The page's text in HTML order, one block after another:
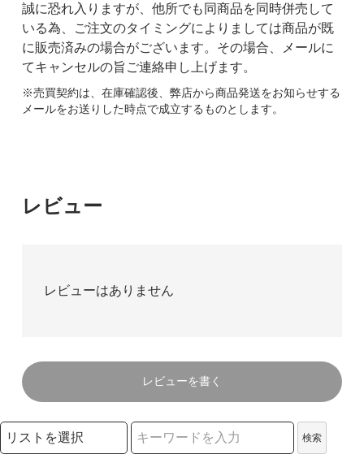
誠に恐れ入りますが、他所でも同商品を同時併売して
いる為、ご注文のタイミングによりましては商品が既
に販売済みの場合がございます。その場合、メールに
てキャンセルの旨ご連絡申し上げます。
※売買契約は、在庫確認後、弊店から商品発送をお知らせする
メールをお送りした時点で成立するものとします。
レビュー
レビューはありません
レビューを書く
検索リストの選択
検索